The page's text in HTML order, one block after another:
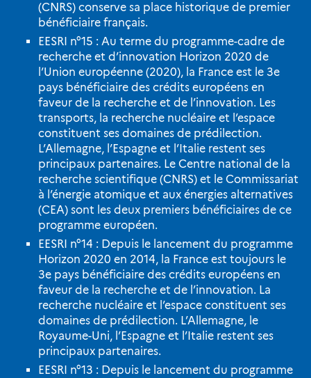
(CNRS) conserve sa place historique de premier
bénéficiaire français.
EESRI n°15 : Au terme du programme-cadre de
recherche et d’innovation Horizon 2020 de
l’Union européenne (2020), la France est le 3e
pays bénéficiaire des crédits européens en
faveur de la recherche et de l’innovation. Les
transports, la recherche nucléaire et l’espace
constituent ses domaines de prédilection.
L’Allemagne, l’Espagne et l’Italie restent ses
principaux partenaires. Le Centre national de la
recherche scientifique (CNRS) et le Commissariat
à l’énergie atomique et aux énergies alternatives
(CEA) sont les deux premiers bénéficiaires de ce
programme européen.
EESRI n°14 : Depuis le lancement du programme
Horizon 2020 en 2014, la France est toujours le
3e pays bénéficiaire des crédits européens en
faveur de la recherche et de l’innovation. La
recherche nucléaire et l’espace constituent ses
domaines de prédilection. L’Allemagne, le
Royaume-Uni, l’Espagne et l’Italie restent ses
principaux partenaires.
EESRI n°13 : Depuis le lancement du programme